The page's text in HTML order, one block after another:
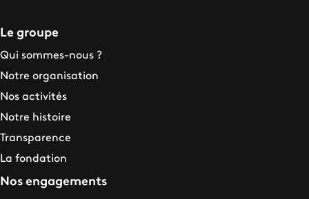
Le groupe
Qui sommes-nous ?
Notre organisation
Nos activités
Notre histoire
Transparence
La fondation
Nos engagements